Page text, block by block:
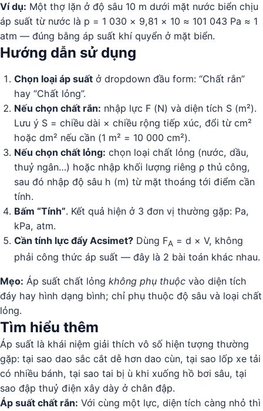
Ví dụ: Một thợ lặn ở độ sâu 10 m dưới mặt nước biển chịu
áp suất từ nước là p = 1 030 × 9,81 × 10 ≈ 101 043 Pa ≈ 1
atm — đúng bằng áp suất khí quyển ở mặt biển.
Hướng dẫn sử dụng
Chọn loại áp suất ở dropdown đầu form: “Chất rắn”
hay “Chất lỏng”.
Nếu chọn chất rắn: nhập lực F (N) và diện tích S (m²).
Lưu ý S = chiều dài × chiều rộng tiếp xúc, đổi từ cm²
hoặc dm² nếu cần (1 m² = 10 000 cm²).
Nếu chọn chất lỏng: chọn loại chất lỏng (nước, dầu,
thuỷ ngân…) hoặc nhập khối lượng riêng ρ thủ công,
sau đó nhập độ sâu h (m) từ mặt thoáng tới điểm cần
tính.
Bấm “Tính”. Kết quả hiện ở 3 đơn vị thường gặp: Pa,
kPa, atm.
Cần tính lực đẩy Acsimet? Dùng FA = d × V, không
phải công thức áp suất — đây là 2 bài toán khác nhau.
Mẹo: Áp suất chất lỏng không phụ thuộc vào diện tích
đáy hay hình dạng bình; chỉ phụ thuộc độ sâu và loại chất
lỏng.
Tìm hiểu thêm
Áp suất là khái niệm giải thích vô số hiện tượng thường
gặp: tại sao dao sắc cắt dễ hơn dao cùn, tại sao lốp xe tải
có nhiều bánh, tại sao tai bị ù khi xuống hồ bơi sâu, tại
sao đập thuỷ điện xây dày ở chân đập.
Áp suất chất rắn: Với cùng một lực, diện tích càng nhỏ thì